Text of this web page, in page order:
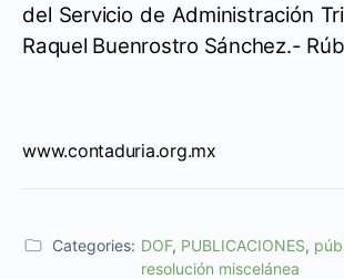
del Servicio de Administración
Raquel Buenrostro Sánchez.-
www.contaduria.org.mx
Categories: DOF, PUBLICACIONES,
resolución miscelánea